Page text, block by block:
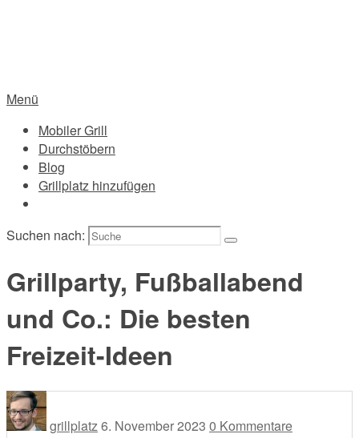
Menü
Mobiler Grill
Durchstöbern
Blog
Grillplatz hinzufügen
Suchen nach:
Grillparty, Fußballabend
und Co.: Die besten
Freizeit-Ideen
grillplatz6. November 2023 0 Kommentare